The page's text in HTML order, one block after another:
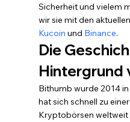
Sicherheit und vielem
wir sie mit den
Kucoin und Binance.
Die
Hintergrund
Bithumb wurde 2014
hat sich schnell zu
Kryptobörsen